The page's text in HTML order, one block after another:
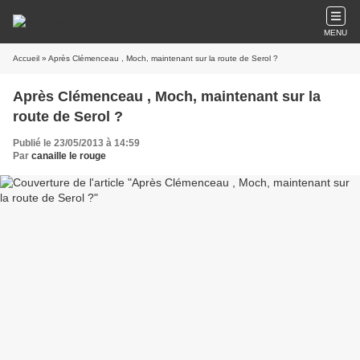
MENU
Accueil » Après Clémenceau , Moch, maintenant sur la route de Serol ?
Après Clémenceau , Moch, maintenant sur la
route de Serol ?
Publié le 23/05/2013 à 14:59
Par canaille le rouge